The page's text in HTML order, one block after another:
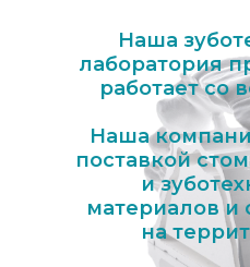
Наша
лаборатория
работает со
Наша
поставкой
и
материалов и
на